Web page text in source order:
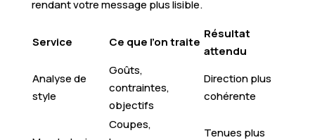
rendant votre message plus lisible.
Service Ce que l’on traite
Résultat
attendu
Analyse de
style
Goûts,
contraintes,
objectifs
Direction plus
cohérente
Coupes,
Tenues plus